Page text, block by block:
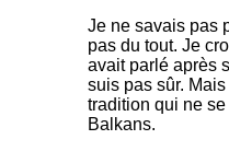
Je ne savais pas
pas du tout. Je
avait parlé après
suis pas sûr.
tradition qui ne
Balkans.